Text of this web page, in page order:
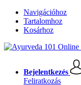
Navigációhoz
Tartalomhoz
Kosárhoz
Bejelentkezés
Feliratkozás